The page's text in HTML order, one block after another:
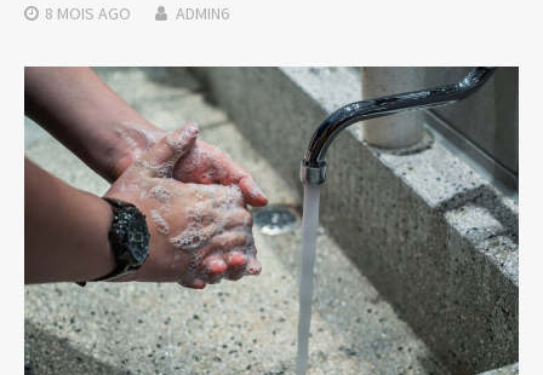
8 MOIS AGO ADMIN6